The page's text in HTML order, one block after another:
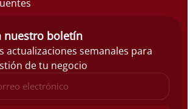
nuestro boletín
actualizaciones semanales para
de tu negocio